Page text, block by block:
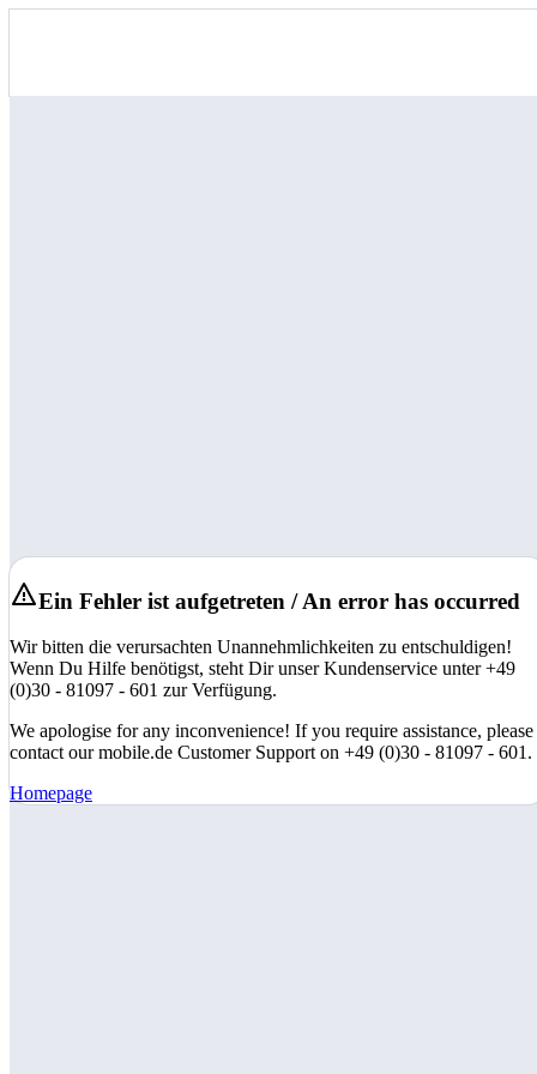
Ein Fehler ist aufgetreten / An error has occurred
Wir bitten die verursachten Unannehmlichkeiten zu entschuldigen!
Wenn Du Hilfe benötigst, steht Dir unser Kundenservice unter +49
(0)30 - 81097 - 601 zur Verfügung.
We apologise for any inconvenience! If you require assistance, please
contact our mobile.de Customer Support on +49 (0)30 - 81097 - 601.
Homepage